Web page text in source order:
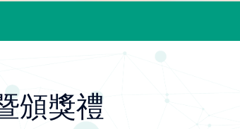
頒獎禮